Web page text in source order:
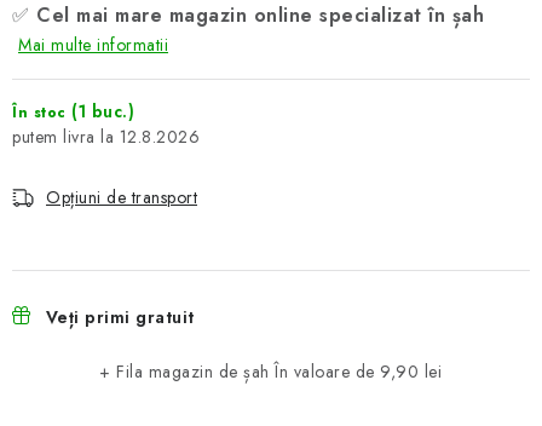
✅ Cel mai mare magazin online specializat în șah
Mai multe informatii
În stoc (1 buc.)
12.8.2026
Opțiuni de transport
Veți primi gratuit
+ Fila magazin de șahÎn valoare de 9,90 lei